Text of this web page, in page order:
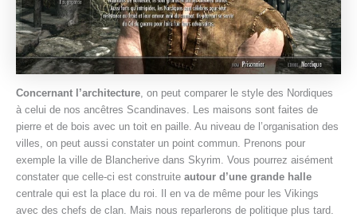
Concernant l’architecture , on peut comparer le style des Nordiques
à celui de nos ancêtres Scandinaves. Les maisons sont faites de
pierre et de bois avec un toit en paille. Au niveau de l’organisation des
villes, on peut aussi constater un point commun. Prenons pour
exemple la ville de Blancherive dans Skyrim. Vous pourrez aisément
constater que celle-ci est construite autour d’une grande halle
centrale qui est la place du roi. Il en va de même pour les Vikings
avec des chefs de clan. Mais nous reparlerons de politique plus tard.